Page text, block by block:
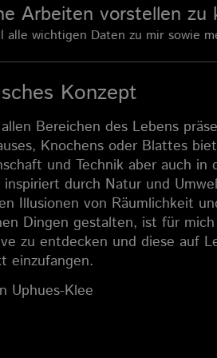
Arbeiten vorstellen zu
wichtigen Daten zu mir sowie
Konzept
Bereichen des Lebens
Knochens oder Blattes
und Technik aber auch in
durch Natur und
Illusionen von Räumlichkeit
Dingen gestalten, ist für
zu entdecken und diese auf
einzufangen.
Uphues-Klee